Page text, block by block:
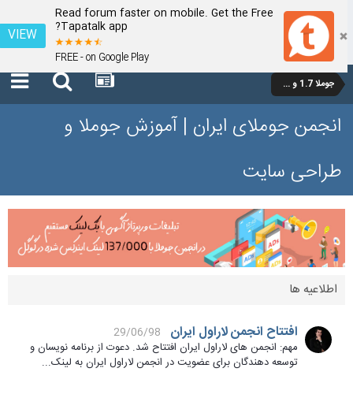
Read forum faster on mobile. Get the Free
Tapatalk app?
FREE - on Google Play
VIEW
جوملا 1.7 و 2.5
انجمن جوملای ایران | آموزش جوملا و
طراحی سایت
اطلاعیه ها
افتتاح انجمن لاراول ایران
29/06/98
مهم: انجمن های لاراول ایران افتتاح شد. دعوت از برنامه نویسان و
توسعه دهندگان برای عضویت در انجمن لاراول ایران به لینک...